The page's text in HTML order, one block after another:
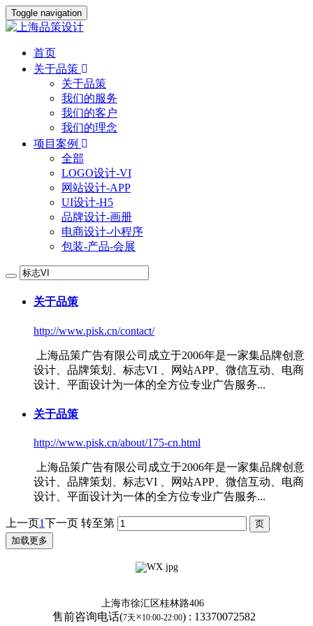
Toggle navigation
首页
关于品策
关于品策
我们的服务
我们的客户
我们的理念
项目案例
全部
LOGO设计-VI
网站设计-APP
UI设计-H5
品牌设计-画册
电商设计-小程序
包装-产品-会展
关于品策
http://www.pisk.cn/contact/
上海品策广告有限公司成立于2006年是一家集品牌创意
设计、品牌策划、 标志VI 、网站APP、微信互动、电商
设计、平面设计为一体的全方位专业广告服务...
关于品策
http://www.pisk.cn/about/175-cn.html
上海品策广告有限公司成立于2006年是一家集品牌创意
设计、品牌策划、 标志VI 、网站APP、微信互动、电商
设计、平面设计为一体的全方位专业广告服务...
上一页1下一页 转至第
加载更多
上海市徐汇区桂林路406
售前咨询电话(7天×10:00-22:00): 13370072582